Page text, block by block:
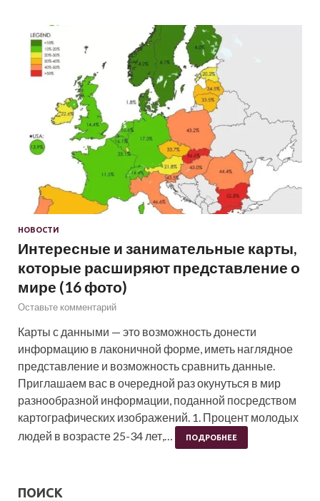
НОВОСТИ
Интересные и занимательные карты,
которые расширяют представление о
мире (16 фото)
Оставьте комментарий
Карты с данными — это возможность донести
информацию в лаконичной форме, иметь наглядное
представление и возможность сравнить данные.
Приглашаем вас в очередной раз окунуться в мир
разнообразной информации, поданной посредством
картографических изображений. 1. Процент молодых
людей в возрасте 25-34 лет,…
ПОДРОБНЕЕ
ПОИСК